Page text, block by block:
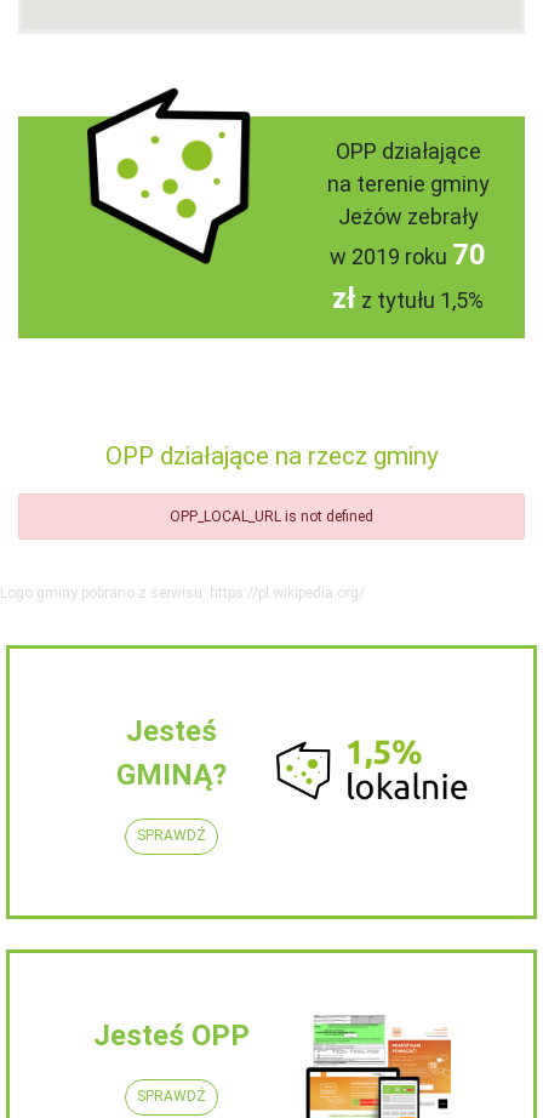
OPP działające
na terenie gminy
Jeżów zebrały
w 2019 roku 70
zł z tytułu 1,5%
OPP działające na rzecz gminy
OPP_LOCAL_URL is not defined
Logo gminy pobrano z serwisu: https://pl.wikipedia.org/
Jesteś
GMINĄ?
SPRAWDŹ
Jesteś OPP
SPRAWDŹ